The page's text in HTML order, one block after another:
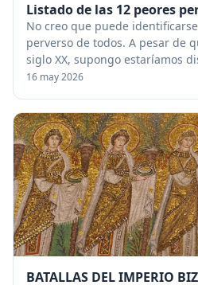
Listado de las 12 peores
No creo que puede
perverso de todos. A pesar de
siglo XX, supongo estaríamos
Hitler semejante título, no
16 may 2026
BATALLAS DEL IMPERIO